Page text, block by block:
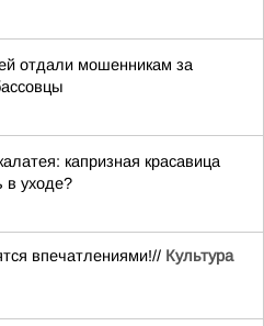
отдали мошенникам за
капризная красавица
в уходе?
впечатлениями!// Культура